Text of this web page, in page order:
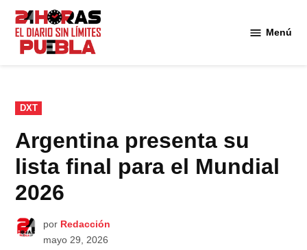
Saltar
contenido
Menú
PUBLICADO
EN
DXT
Argentina presenta su
lista final para el Mundial
2026
por Redacción
mayo 29, 2026